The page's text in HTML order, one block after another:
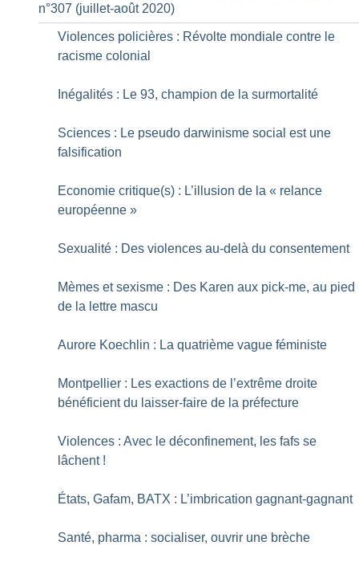
n°307 (juillet-août 2020)
Violences policières : Révolte mondiale contre le
racisme colonial
Inégalités : Le 93, champion de la surmortalité
Sciences : Le pseudo darwinisme social est une
falsification
Economie critique(s) : L’illusion de la « relance
européenne »
Sexualité : Des violences au-delà du consentement
Mèmes et sexisme : Des Karen aux pick-me, au pied
de la lettre mascu
Aurore Koechlin : La quatrième vague féministe
Montpellier : Les exactions de l’extrême droite
bénéficient du laisser-faire de la préfecture
Violences : Avec le déconfinement, les fafs se
lâchent !
États, Gafam, BATX : L’imbrication gagnant-gagnant
Santé, pharma : socialiser, ouvrir une brèche